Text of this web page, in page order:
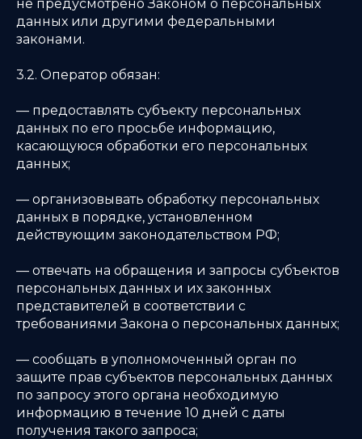
не предусмотрено Законом о персональных
данных или другими федеральными
законами.
3.2. Оператор обязан:
— предоставлять субъекту персональных
данных по его просьбе информацию,
касающуюся обработки его персональных
данных;
— организовывать обработку персональных
данных в порядке, установленном
действующим законодательством РФ;
— отвечать на обращения и запросы субъектов
персональных данных и их законных
представителей в соответствии с
требованиями Закона о персональных данных;
— сообщать в уполномоченный орган по
защите прав субъектов персональных данных
по запросу этого органа необходимую
информацию в течение 10 дней с даты
получения такого запроса;